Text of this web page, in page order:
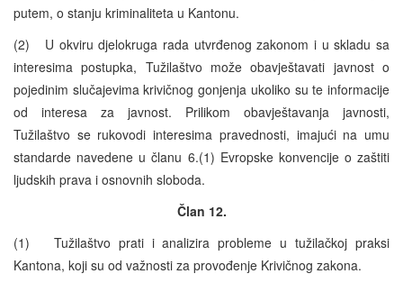
putem, o stanju kriminaliteta u Kantonu.
(2) U okviru djelokruga rada utvrđenog zakonom i u skladu sa
interesima postupka, Tužilaštvo može obavještavati javnost o
pojedinim slučajevima krivičnog gonjenja ukoliko su te informacije
od interesa za javnost. Prilikom obavještavanja javnosti,
Tužilaštvo se rukovodi interesima pravednosti, imajući na umu
standarde navedene u članu 6.(1) Evropske konvencije o zaštiti
ljudskih prava i osnovnih sloboda.
Član 12.
(1) Tužilaštvo prati i analizira probleme u tužilačkoj praksi
Kantona, koji su od važnosti za provođenje Krivičnog zakona.